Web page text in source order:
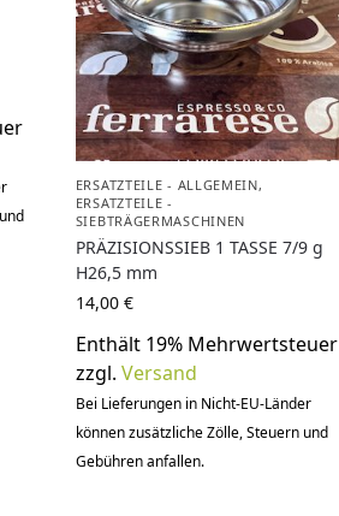
ERSATZTEILE - ALLGEMEIN,
ERSATZTEILE -
SIEBTRÄGERMASCHINEN
PRÄZISIONSSIEB 1 TASSE 7/9 g
H26,5 mm
14,00 €
Enthält 19% Mehrwertsteuer
zzgl. Versand
Bei Lieferungen in Nicht-EU-Länder
können zusätzliche Zölle, Steuern und
Gebühren anfallen.